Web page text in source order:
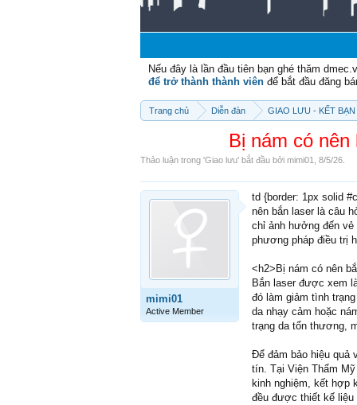
Nếu đây là lần đầu tiên bạn ghé thăm
để trở thành thành viên để bắt đầu đăng
Trang chủ Diễn đàn GIAO LƯU - KẾT
Bị nám có
Thảo luận trong 'Giao lưu' bắt đầu bởi mimi01 8/5/26
mimi01
Active Member
td {border: 1px solid
nên bắn laser là câu
chỉ ảnh hưởng đến
phương pháp điều trị
<h2>Bị nám có nên
Bắn laser được xem
đó làm giảm tình
da nhạy cảm hoặc
trạng da tổn thương,
Để đảm bảo hiệu quả
tín. Tại Viện Thẩm
kinh nghiệm, kết hợp
đều được thiết kế liệu